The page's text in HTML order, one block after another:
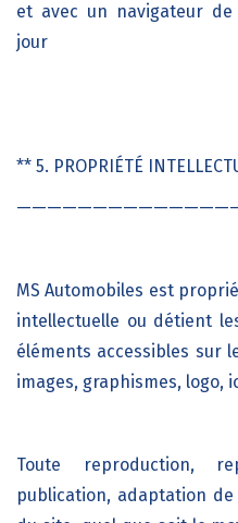
et avec un navigateur
jour
** 5. PROPRIÉTÉ
MS Automobiles est
intellectuelle ou détient
éléments accessibles sur
images, graphismes, logo,
Toute reproduction,
publication, adaptation